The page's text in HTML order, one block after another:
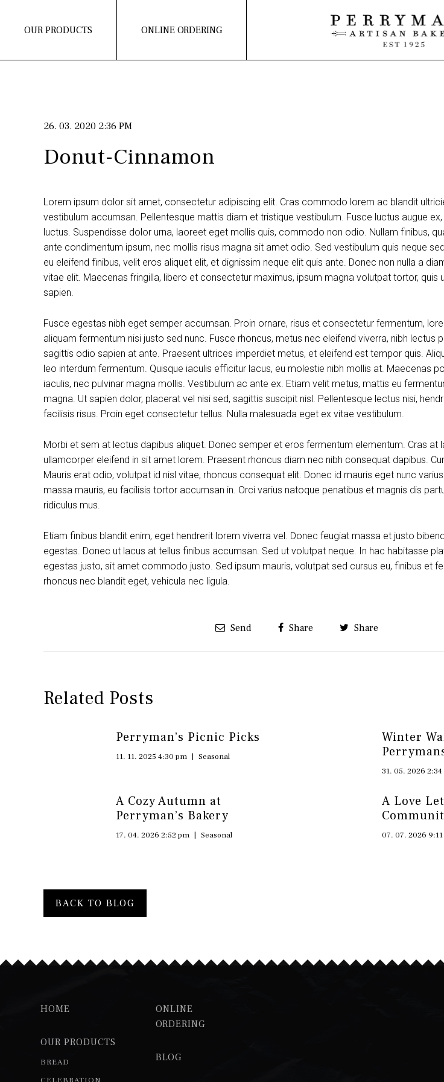
OUR PRODUCTS ONLINE ORDERING
26. 03. 2020 2:36 PM
Donut-Cinnamon
Lorem ipsum dolor sit amet, consectetur adipiscing elit. Cras commodo lorem ac blandit
vestibulum accumsan. Pellentesque mattis diam et tristique vestibulum. Fusce luctus augue
luctus. Suspendisse dolor urna, laoreet eget mollis quis, commodo non odio. Nullam finibus,
ante condimentum ipsum, nec mollis risus magna sit amet odio. Sed vestibulum quis neque
eu eleifend finibus, velit eros aliquet elit, et dignissim neque elit quis ante. Donec non nulla a
vitae elit. Maecenas fringilla, libero et consectetur maximus, ipsum magna volutpat tortor, quis
sapien.
Fusce egestas nibh eget semper accumsan. Proin ornare, risus et consectetur fermentum,
aliquam fermentum nisi justo sed nunc. Fusce rhoncus, metus nec eleifend viverra, nibh lectus
sagittis odio sapien at ante. Praesent ultrices imperdiet metus, et eleifend est tempor quis.
leo interdum fermentum. Quisque iaculis efficitur lacus, eu molestie nibh mollis at. Maecenas
iaculis, nec pulvinar magna mollis. Vestibulum ac ante ex. Etiam velit metus, mattis eu
magna. Ut sapien dolor, placerat vel nisi sed, sagittis suscipit nisl. Pellentesque lectus nisi,
facilisis risus. Proin eget consectetur tellus. Nulla malesuada eget ex vitae vestibulum.
Morbi et sem at lectus dapibus aliquet. Donec semper et eros fermentum elementum. Cras at
ullamcorper eleifend in sit amet lorem. Praesent rhoncus diam nec nibh consequat dapibus.
Mauris erat odio, volutpat id nisl vitae, rhoncus consequat elit. Donec id mauris eget nunc
massa mauris, eu facilisis tortor accumsan in. Orci varius natoque penatibus et magnis dis
ridiculus mus.
Etiam finibus blandit enim, eget hendrerit lorem viverra vel. Donec feugiat massa et justo
egestas. Donec ut lacus at tellus finibus accumsan. Sed ut volutpat neque. In hac habitasse
egestas justo, sit amet commodo justo. Sed ipsum mauris, volutpat sed cursus eu, finibus et
rhoncus nec blandit eget, vehicula nec ligula.
Send Share Share
Related Posts
Perryman’s Picnic Picks
11. 11. 2025 4:30 pm | Seasonal
Winter
31. 05. 2026
A Cozy Autumn at
Perryman’s Bakery
17. 04. 2026 2:52 pm | Seasonal
A Love
07. 07. 2026
BACK TO BLOG
HOME
OUR PRODUCTS
BREAD
ONLINE
ORDERING
BLOG